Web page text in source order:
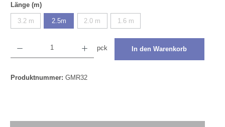
Länge (m)auswählen
3.2 m(Diese Option ist zurzeit nicht verfügbar.)
2.5m 2.0 m(Diese Option ist zurzeit nicht verfügbar.)
1.6 m(Diese Option ist zurzeit nicht verfügbar.)
pck In den Warenkorb
Produktnummer: GMR32